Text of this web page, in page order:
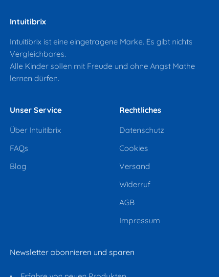
Intuitibrix
Intuitibrix ist eine eingetragene Marke. Es gibt nichts
Vergleichbares.
Alle Kinder sollen mit Freude und ohne Angst Mathe
lernen dürfen.
Unser Service
Über Intuitibrix
FAQs
Blog
Rechtliches
Datenschutz
Cookies
Versand
Widerruf
AGB
Impressum
Newsletter abonnieren und sparen